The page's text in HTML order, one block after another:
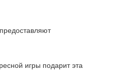
игры подарит эта